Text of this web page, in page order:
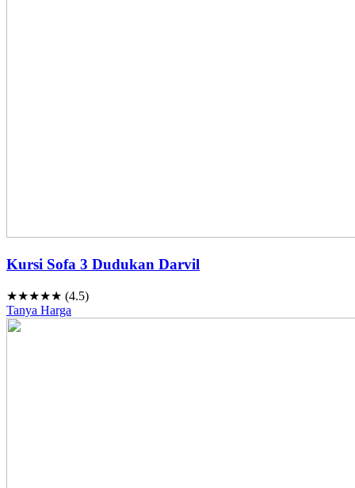
Kursi Sofa 3 Dudukan Darvil
★★★★★ (4.5)
Tanya Harga